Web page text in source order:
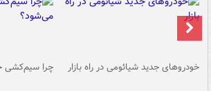
خودروهای جدید شیائومی در راه بازار چرا سیم‌کشی